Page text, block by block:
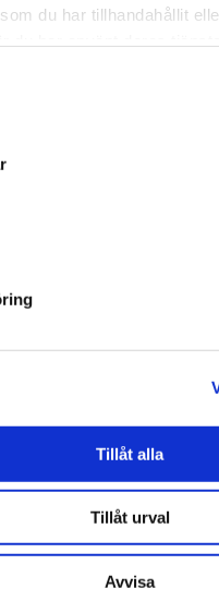
du har tillhandahållit
Tillåt alla
Tillåt urval
Avvisa
★★★★★